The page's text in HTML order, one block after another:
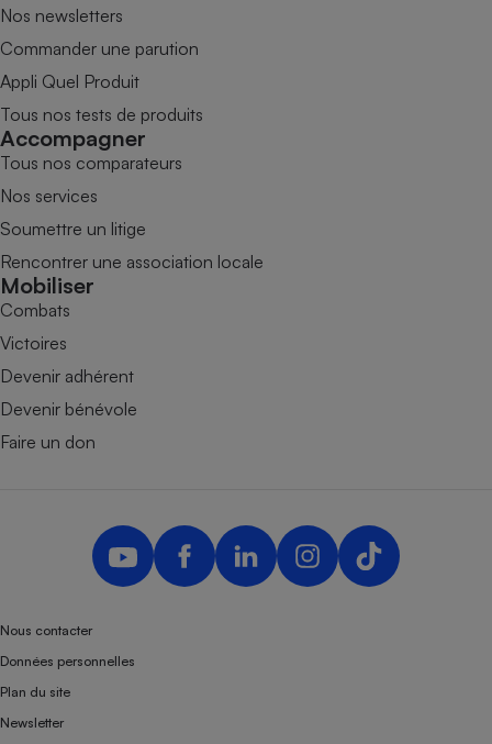
Nos newsletters
Commander une parution
Appli Quel Produit
Tous nos tests de produits
Accompagner
Tous nos comparateurs
Nos services
Soumettre un litige
Rencontrer une association locale
Mobiliser
Combats
Victoires
Devenir adhérent
Devenir bénévole
Faire un don
Nous contacter
Données personnelles
Plan du site
Newsletter